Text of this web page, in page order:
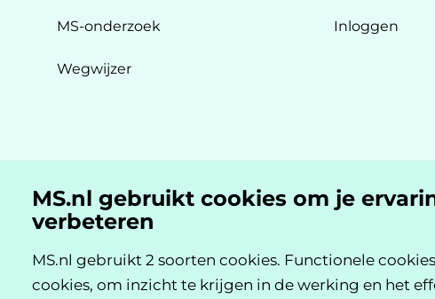
MS-onderzoek
Wegwijzer
Inloggen
MS.nl is een initiatief van:
MS.nl gebruikt cookies om je
verbeteren
MS.nl gebruikt 2 soorten cookies. Functionele
cookies, om inzicht te krijgen in de werking en het